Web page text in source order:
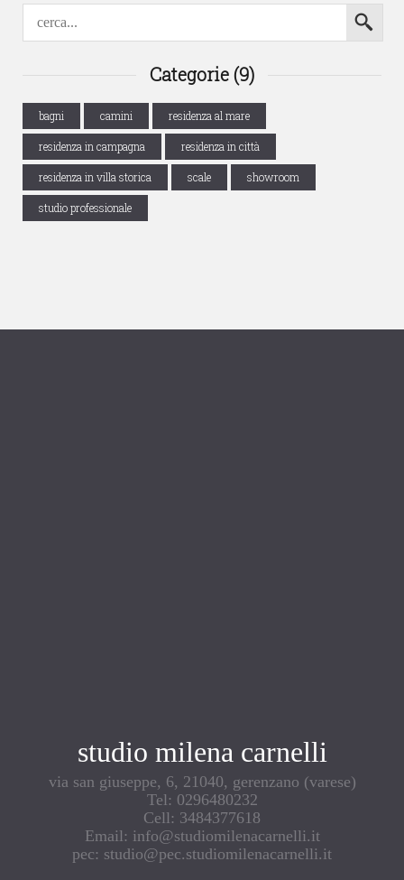
Categorie (9)
bagni camini residenza al mare
residenza in campagna residenza in città
residenza in villa storica scale showroom
studio professionale
studio milena carnelli
via san giuseppe, 6, 21040, gerenzano (varese)
Tel: 0296480232
Cell: 3484377618
Email: info@studiomilenacarnelli.it
pec: studio@pec.studiomilenacarnelli.it